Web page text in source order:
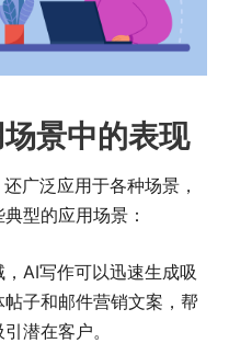
景中的表现
广泛应用于各种场景，
型的应用场景：
，AI写作可以迅速生成吸
子和邮件营销文案，帮
潜在客户。